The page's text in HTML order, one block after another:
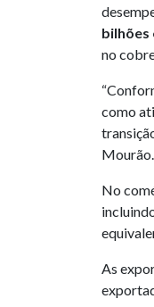
bilhões
no
como
Mourão.
No
As